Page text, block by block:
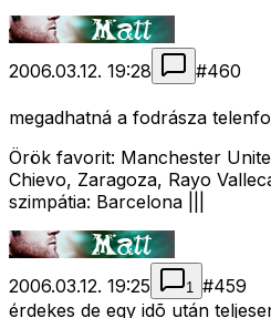
2006.03.12. 19:28 #460
megadhatná a fodrásza
Örök favorit: Manchester
Chievo, Zaragoza, Rayo
szimpátia: Barcelona |||
2006.03.12. 19:25 1 #459
érdekes de egy idõ után